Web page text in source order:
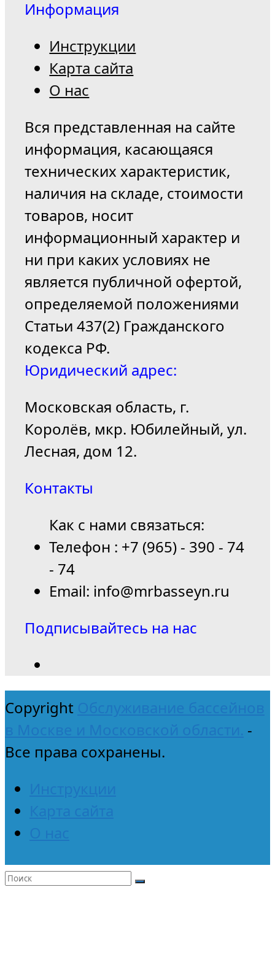
Информация
Инструкции
Карта сайта
О нас
Вся представленная на сайте
информация, касающаяся
технических характеристик,
наличия на складе, стоимости
товаров, носит
информационный характер и
ни при каких условиях не
является публичной офертой,
определяемой положениями
Статьи 437(2) Гражданского
кодекса РФ.
Юридический адрес:
Московская область, г.
Королёв, мкр. Юбилейный, ул.
Лесная, дом 12.
Контакты
Как с нами связаться:
Телефон : +7 (965) - 390 - 74
- 74
Email: info@mrbasseyn.ru
Подписывайтесь на нас
Copyright Обслуживание бассейнов
в Москве и Московской области. -
Все права сохранены.
Инструкции
Карта сайта
О нас